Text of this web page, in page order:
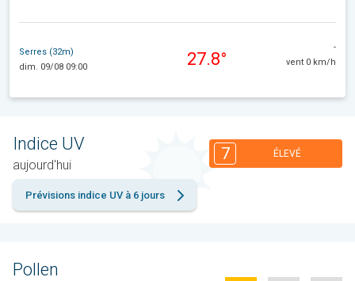
Serres (32m)
dim. 09/08 09:00
27.8°
-
vent 0 km/h
Indice UV
aujourd'hui
7 ÉLEVÉ
Prévisions indice UV à 6 jours
Pollen